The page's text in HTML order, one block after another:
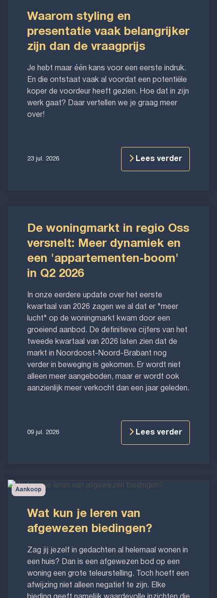
presentatie
belangrijker
vraagprijs
Waarom styling en
presentatie vaak belangrijker
zijn dan de vraagprijs
Je hebt maar één kans voor een eerste indruk.
En die ontstaat vaak al voordat een potentiële
koper de voordeur heeft gezien. Hoe dat in zijn
werk gaat? Daar vertellen we je graag meer
over!
Lees verder
23 jul. 2026
De woningmarkt in regio Oss
versnelt: Meer dynamiek en
een 'appartementen-boom'
in Q2 2026
In onze eerdere update over het eerste
kwartaal van 2026 zagen we al dat er "meer
lucht" op de woningmarkt kwam door een
groeiend aanbod. De definitieve cijfers van het
tweede kwartaal van 2026 laten zien dat de
markt in Noordoost-Noord-Brabant nog
verder in beweging is gekomen. Er wordt niet
alleen meer aangeboden, maar er wordt ook
aanzienlijk meer verkocht dan een jaar geleden.
Lees verder
09 jul. 2026
Wat
kun
biedingen?
Aankoop
Wat kun je leren van
afgewezen biedingen?
Zag jij jezelf in gedachten al helemaal wonen in
een huis? Dan is een afgewezen bod op een
woning een grote teleurstelling. Toch hoeft een
afwijzing niet alleen negatief te zijn. Elke